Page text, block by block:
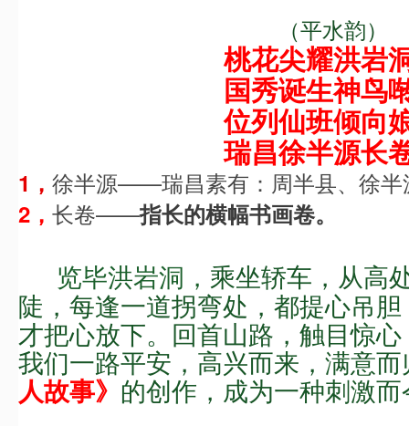
（平水韵）
桃花尖耀洪岩
国秀诞生神鸟
位列仙班倾向
瑞昌徐半源长
1， 徐半源——瑞昌素有：周半县、徐半
2， 长卷——指长的横幅书画卷。
览毕洪岩洞， 乘坐轿车，从高
陡， 每逢一道拐弯处， 都提心吊
才把心放下。回首山路， 触目惊
我们一路平安，高兴而来，满意
人故事》 的创作，成为一种刺激